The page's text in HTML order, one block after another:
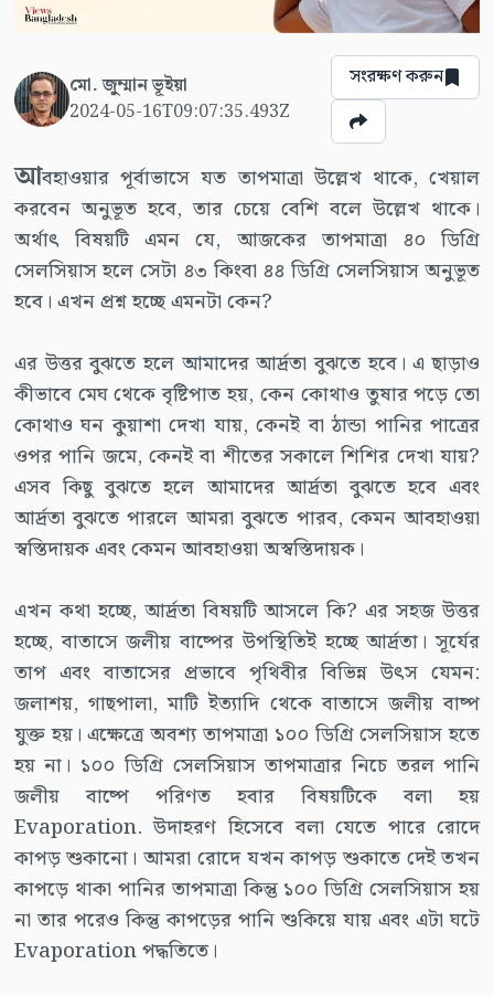
মো. জুম্মান ভূইয়া
2024-05-16T09:07:35.493Z
সংরক্ষণ করুন
আবহাওয়ার পূর্বাভাসে যত তাপমাত্রা উল্লেখ থাকে, খেয়াল
করবেন অনুভূত হবে, তার চেয়ে বেশি বলে উল্লেখ থাকে।
অর্থাৎ বিষয়টি এমন যে, আজকের তাপমাত্রা ৪০ ডিগ্রি
সেলসিয়াস হলে সেটা ৪৩ কিংবা ৪৪ ডিগ্রি সেলসিয়াস অনুভূত
হবে। এখন প্রশ্ন হচ্ছে এমনটা কেন?
এর উত্তর বুঝতে হলে আমাদের আর্দ্রতা বুঝতে হবে। এ ছাড়াও
কীভাবে মেঘ থেকে বৃষ্টিপাত হয়, কেন কোথাও তুষার পড়ে তো
কোথাও ঘন কুয়াশা দেখা যায়, কেনই বা ঠান্ডা পানির পাত্রের
ওপর পানি জমে, কেনই বা শীতের সকালে শিশির দেখা যায়?
এসব কিছু বুঝতে হলে আমাদের আর্দ্রতা বুঝতে হবে এবং
আর্দ্রতা বুঝতে পারলে আমরা বুঝতে পারব, কেমন আবহাওয়া
স্বস্তিদায়ক এবং কেমন আবহাওয়া অস্বস্তিদায়ক।
এখন কথা হচ্ছে, আর্দ্রতা বিষয়টি আসলে কি? এর সহজ উত্তর
হচ্ছে, বাতাসে জলীয় বাষ্পের উপস্থিতিই হচ্ছে আর্দ্রতা। সূর্যের
তাপ এবং বাতাসের প্রভাবে পৃথিবীর বিভিন্ন উৎস যেমন:
জলাশয়, গাছপালা, মাটি ইত্যাদি থেকে বাতাসে জলীয় বাষ্প
যুক্ত হয়। এক্ষেত্রে অবশ্য তাপমাত্রা ১০০ ডিগ্রি সেলসিয়াস হতে
হয় না। ১০০ ডিগ্রি সেলসিয়াস তাপমাত্রার নিচে তরল পানি
জলীয় বাষ্পে পরিণত হবার বিষয়টিকে বলা হয়
Evaporation. উদাহরণ হিসেবে বলা যেতে পারে রোদে
কাপড় শুকানো। আমরা রোদে যখন কাপড় শুকাতে দেই তখন
কাপড়ে থাকা পানির তাপমাত্রা কিন্তু ১০০ ডিগ্রি সেলসিয়াস হয়
না তার পরেও কিন্তু কাপড়ের পানি শুকিয়ে যায় এবং এটা ঘটে
Evaporation পদ্ধতিতে।